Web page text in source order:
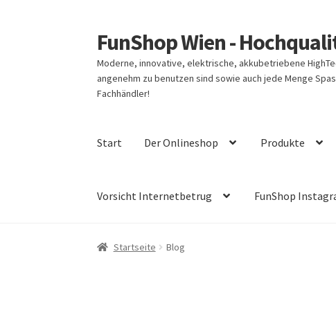
Zur
Navigation
springen
Zum
Inhalt
springen
FunShop Wien -
Moderne, innovative, elektrische, akkubetriebene
angenehm zu benutzen sind sowie auch jede Menge
Fachhändler!
Start Der Onlineshop Produkte
Vorsicht Internetbetrug FunShop
Startseite Blog